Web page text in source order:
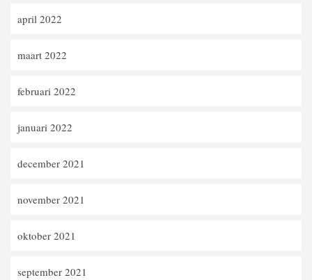
april 2022
maart 2022
februari 2022
januari 2022
december 2021
november 2021
oktober 2021
september 2021